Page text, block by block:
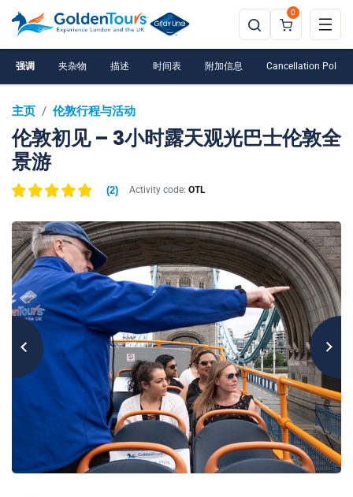
0
主页 / 伦敦行程与活动
伦敦初见 – 3小时露天观光巴士伦敦全
景游
(2) Activity code: OTL
强调 夹杂物 描述 时间表 附加信息 Cancellation Policy